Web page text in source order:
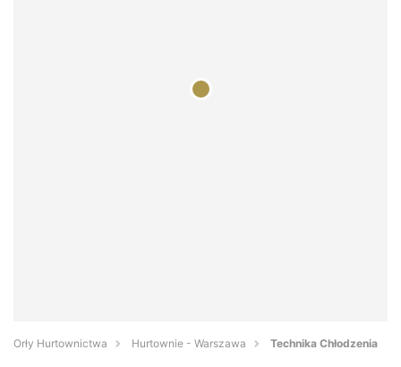
Orły Hurtownictwa Hurtownie - Warszawa Technika Chłodzenia